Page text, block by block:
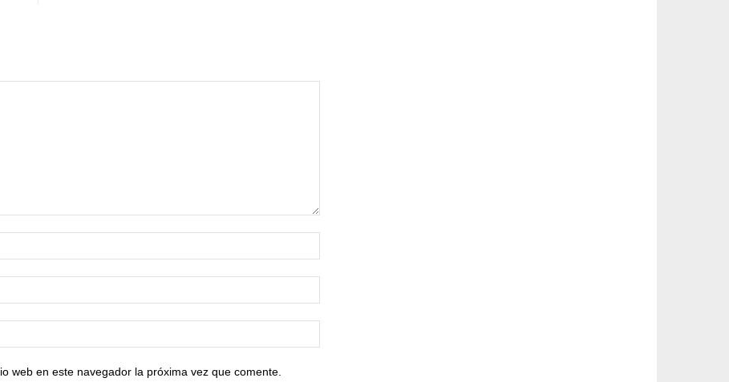
web en este navegador la próxima vez que comente.